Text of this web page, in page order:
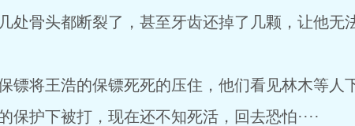
处骨头都断裂了，甚至牙齿还掉了几颗，让他无
镖将王浩的保镖死死的压住，他们看见林木等人
保护下被打，现在还不知死活，回去恐怕····